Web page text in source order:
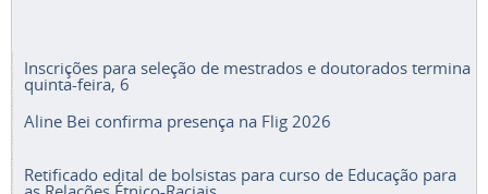
quinta-feira, 6
Aline Bei confirma presença na Flig 2026
as Relações Étnico-Raciais